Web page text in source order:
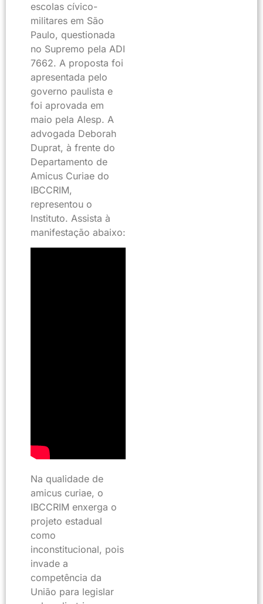
escolas cívico-
militares em São
Paulo, questionada
no Supremo pela ADI
7662. A proposta foi
apresentada pelo
governo paulista e
foi aprovada em
maio pela Alesp. A
advogada Deborah
Duprat, à frente do
Departamento de
Amicus Curiae do
IBCCRIM,
representou o
Instituto. Assista à
manifestação abaixo:
Na qualidade de
amicus curiae, o
IBCCRIM enxerga o
projeto estadual
como
inconstitucional, pois
invade a
competência da
União para legislar